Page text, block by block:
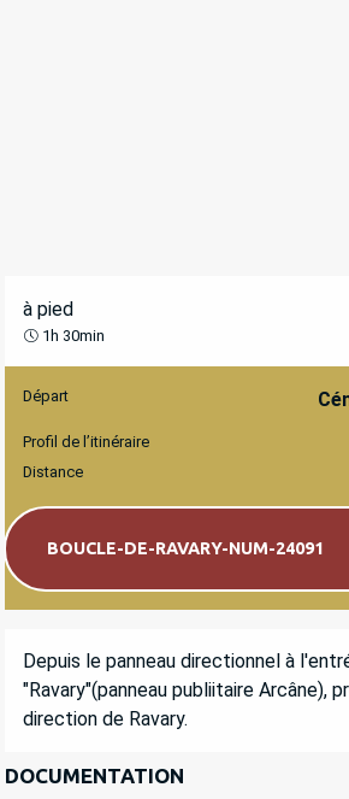
à pied
1h 30min
INFORMATIONS
Départ
Profil de l’itinéraire
Distance
Documentation
BOUCLE-DE-RAVARY-NUM-24091
DESCRIPTION
Depuis le panneau directionnel à
"Ravary"(panneau publiitaire Arcâne),
direction de Ravary.
DOCUMENTATION